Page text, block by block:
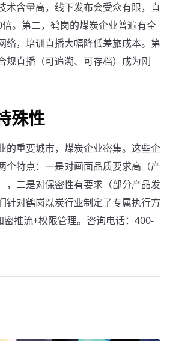
术含量高，线下发布会受众有限，直
。第二，鹤岗的煤炭企业普遍有全
络，培训直播大幅降低差旅成本。第
规直播（可追溯、可存档）成为刚
殊性
的重要城市，煤炭企业密集。这些企
个特点：一是对画面品质要求高（产
，二是对保密性有要求（部分产品发
针对鹤岗煤炭行业制定了专属执行方
密推流+权限管理。咨询电话：400-